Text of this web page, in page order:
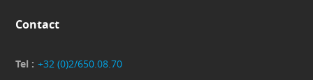
Contact
Tel : +32 (0)2/650.08.70